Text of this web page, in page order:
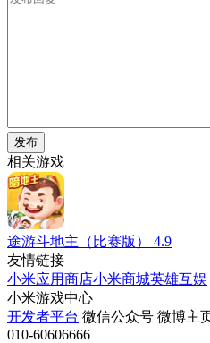
发布
相关游戏
途游斗地主（比赛版）
4.9
友情链接
小米应用商店小米商城英雄互娱
小米游戏中心
开发者平台 微信公众号 微博主
010-60606666